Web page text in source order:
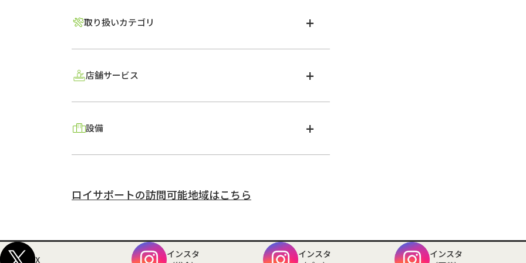
取り扱いカテゴリ +
店舗サービス +
設備 +
ロイサポートの訪問可能地域はこちら
X
インスタ
インスタ
インスタ